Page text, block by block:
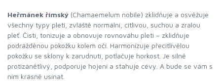
Heřmánek římský (Chamaemelum nobile) zklidňuje a osvěžuje
všechny typy pleti, zvláště normální, citlivou, suchou a zralou
pleť. Čistí, tonizuje a obnovuje rovnováhu pleti – zklidňuje
podrážděnou pokožku kolem očí. Harmonizuje přecitlivělou
pokožku se sklony k zarudnutí, potlačuje horkost. Je silně
protizánětlivý, podporuje hojení a stahuje cévy. A bude se vám s
ním krásně usínat.